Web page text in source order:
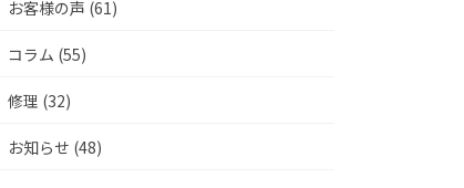
お客様の声 (61)
コラム (55)
修理 (32)
お知らせ (48)